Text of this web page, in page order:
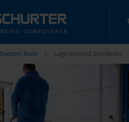
Support Tools Lagerbestand Distributor